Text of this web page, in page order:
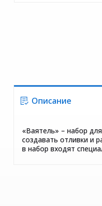
Описание
«Ваятель» – набор
создавать отливки и
в набор входят